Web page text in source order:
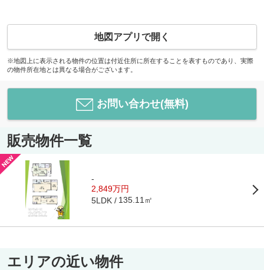
地図アプリで開く
※地図上に表示される物件の位置は付近住所に所在することを表すものであり、実際
の物件所在地とは異なる場合がございます。
お問い合わせ(無料)
販売物件一覧
-
2,849万円
5LDK 135.11㎡
エリアの近い物件